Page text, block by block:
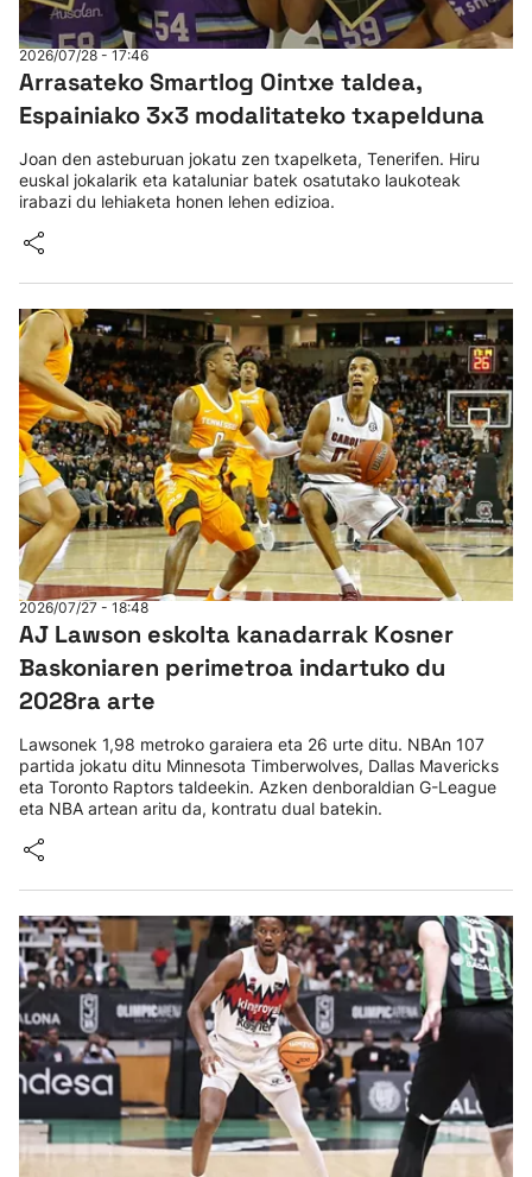
2026/07/28 - 17:46
Arrasateko Smartlog Ointxe taldea,
Espainiako 3x3 modalitateko txapelduna
Joan den asteburuan jokatu zen txapelketa, Tenerifen. Hiru
euskal jokalarik eta kataluniar batek osatutako laukoteak
irabazi du lehiaketa honen lehen edizioa.
2026/07/27 - 18:48
AJ Lawson eskolta kanadarrak Kosner
Baskoniaren perimetroa indartuko du
2028ra arte
Lawsonek 1,98 metroko garaiera eta 26 urte ditu. NBAn 107
partida jokatu ditu Minnesota Timberwolves, Dallas Mavericks
eta Toronto Raptors taldeekin. Azken denboraldian G-League
eta NBA artean aritu da, kontratu dual batekin.